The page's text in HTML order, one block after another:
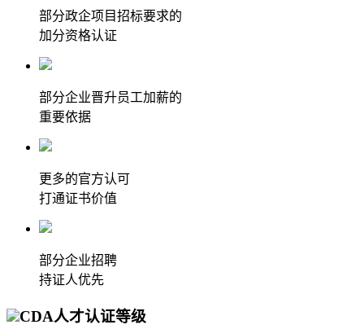
部分政企项目招标要求的
加分资格认证
部分企业晋升员工加薪的
重要依据
更多的官方认可
打通证书价值
部分企业招聘
持证人优先
CDA人才认证等级